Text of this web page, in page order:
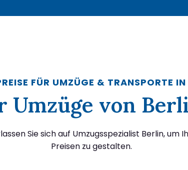
FÜR UMZÜGE & TRANSPORTE IN
Umzüge von
Sie sich auf Umzugsspezialist Berlin, um
Preisen zu gestalten.